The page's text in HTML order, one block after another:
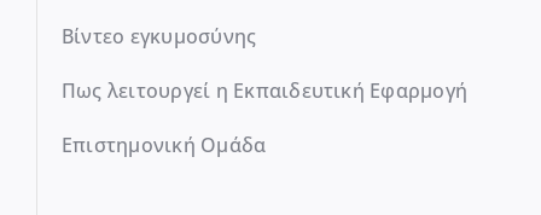
Βίντεο εγκυμοσύνης
Πως λειτουργεί η Εκπαιδευτική Εφαρμογή
Επιστημονική Ομάδα